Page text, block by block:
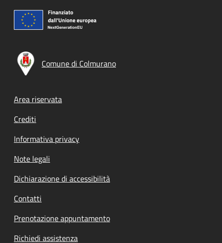
Comune di Colmurano
Footer menu
Area riservata
Crediti
Informativa privacy
Note legali
Dichiarazione di accessibilità
Contatti
Prenotazione appuntamento
Richiedi assistenza